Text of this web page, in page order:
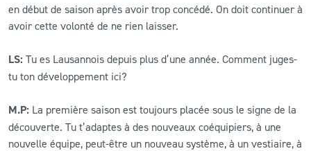
en début de saison après avoir trop concédé. On doit continuer à
avoir cette volonté de ne rien laisser.
LS: Tu es Lausannois depuis plus d’une année. Comment juges-
tu ton développement ici?
M.P: La première saison est toujours placée sous le signe de la
découverte. Tu t’adaptes à des nouveaux coéquipiers, à une
nouvelle équipe, peut-être un nouveau système, à un vestiaire, à